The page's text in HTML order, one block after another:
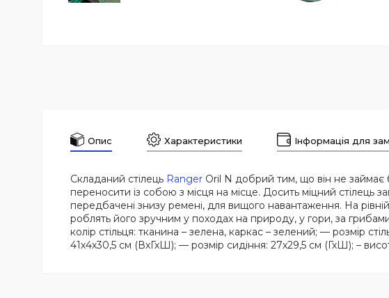
Опис Характеристики Інформація для
Складаний стілець Ranger Oril N добрий тим, що він не займає
переносити із собою з місця на місце. Досить міцний стілець
передбачені знизу ремені, для вищого навантаження. На
роблять його зручним у походах на природу, у гори, за
колір стільця: тканина – зелена, каркас – зелений; — розмір
41х4х30,5 см (ВхГхШ); — розмір сидіння: 27х29,5 см (ГхШ); –